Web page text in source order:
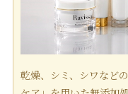
乾燥、シミ、シワなど